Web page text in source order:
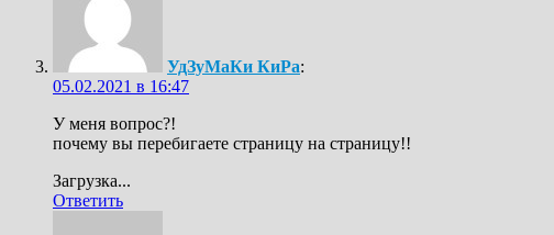
УдЗуМаКи КиРа:
05.02.2021 в 16:47
У меня вопрос?!
почему вы перебигаете страницу на страницу!!
Загрузка...
Ответить